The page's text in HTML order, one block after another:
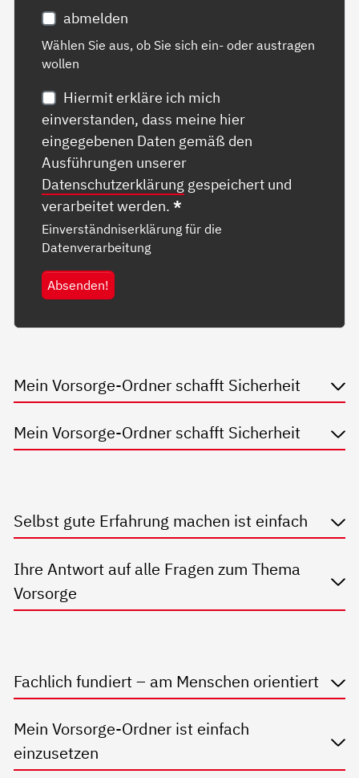
abmelden
Wählen Sie aus, ob Sie sich ein- oder austragen
wollen
Hiermit erkläre ich mich
einverstanden, dass meine hier
eingegebenen Daten gemäß den
Ausführungen unserer
Datenschutzerklärung gespeichert und
verarbeitet werden.*
Einverständniserklärung für die
Datenverarbeitung
Absenden!
Mein Vorsorge-Ordner schafft Sicherheit
Mein Vorsorge-Ordner schafft Sicherheit
Selbst gute Erfahrung machen ist einfach
Ihre Antwort auf alle Fragen zum Thema
Vorsorge
Fachlich fundiert – am Menschen orientiert
Mein Vorsorge-Ordner ist einfach
einzusetzen